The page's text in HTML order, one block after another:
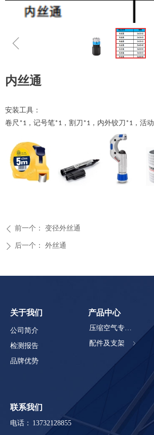
ꁆ
内丝通
ꄴ 前一个： 变径外丝通
ꄲ 后一个： 外丝通
安装工具：
卷尺 *1 ，记号笔*1 ，割刀 *1 ，内外铰刀 *1 ，活
关于我们
公司简介
检测报告
品牌优势
产品中心
压缩空气专用铝管
ꁇ
配件及支架
联系我们
电话： 13732128855